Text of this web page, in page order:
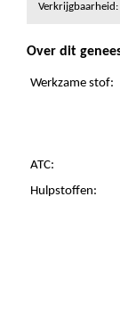
Over dit
Werkzame stof:
ATC:
Hulpstoffen: